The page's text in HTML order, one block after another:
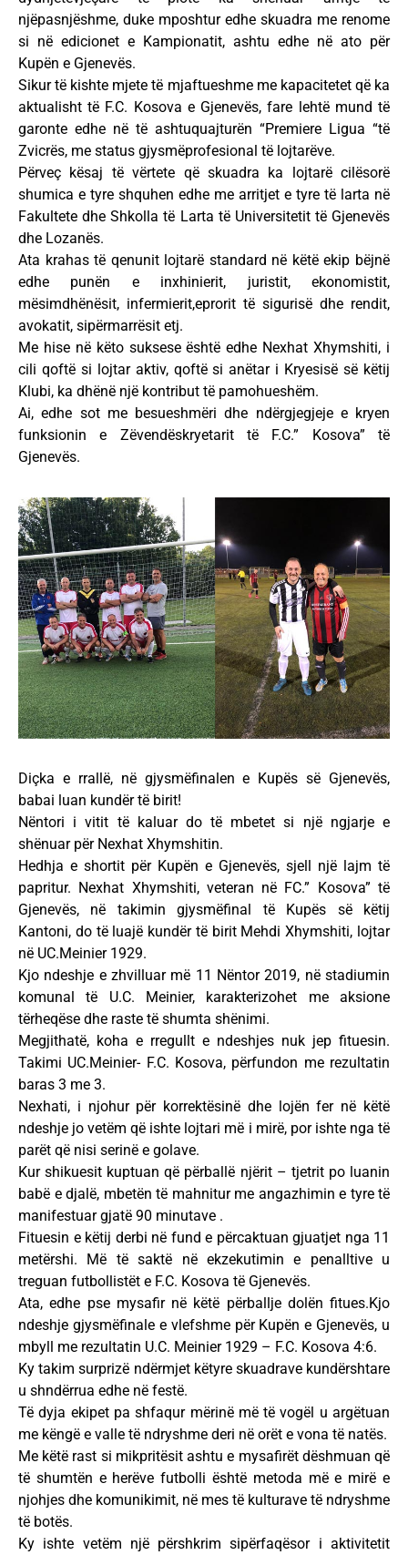
njëpasnjëshme, duke mposhtur edhe skuadra me renome
si në edicionet e Kampionatit, ashtu edhe në ato për
Kupën e Gjenevës.
Sikur të kishte mjete të mjaftueshme me kapacitetet që ka
aktualisht të F.C. Kosova e Gjenevës, fare lehtë mund të
garonte edhe në të ashtuquajturën “Premiere Ligua “të
Zvicrës, me status gjysmëprofesional të lojtarëve.
Përveç kësaj të vërtete që skuadra ka lojtarë cilësorë
shumica e tyre shquhen edhe me arritjet e tyre të larta në
Fakultete dhe Shkolla të Larta të Universitetit të Gjenevës
dhe Lozanës.
Ata krahas të qenunit lojtarë standard në këtë ekip bëjnë
edhe punën e inxhinierit, juristit, ekonomistit,
mësimdhënësit, infermierit,eprorit të sigurisë dhe rendit,
avokatit, sipërmarrësit etj.
Me hise në këto suksese është edhe Nexhat Xhymshiti, i
cili qoftë si lojtar aktiv, qoftë si anëtar i Kryesisë së këtij
Klubi, ka dhënë një kontribut të pamohueshëm.
Ai, edhe sot me besueshmëri dhe ndërgjegjeje e kryen
funksionin e Zëvendëskryetarit të F.C.” Kosova” të
Gjenevës.
Diçka e rrallë, në gjysmëfinalen e Kupës së Gjenevës,
babai luan kundër të birit!
Nëntori i vitit të kaluar do të mbetet si një ngjarje e
shënuar për Nexhat Xhymshitin.
Hedhja e shortit për Kupën e Gjenevës, sjell një lajm të
papritur. Nexhat Xhymshiti, veteran në FC.” Kosova” të
Gjenevës, në takimin gjysmëfinal të Kupës së këtij
Kantoni, do të luajë kundër të birit Mehdi Xhymshiti, lojtar
në UC.Meinier 1929.
Kjo ndeshje e zhvilluar më 11 Nëntor 2019, në stadiumin
komunal të U.C. Meinier, karakterizohet me aksione
tërheqëse dhe raste të shumta shënimi.
Megjithatë, koha e rregullt e ndeshjes nuk jep fituesin.
Takimi UC.Meinier- F.C. Kosova, përfundon me rezultatin
baras 3 me 3.
Nexhati, i njohur për korrektësinë dhe lojën fer në këtë
ndeshje jo vetëm që ishte lojtari më i mirë, por ishte nga të
parët që nisi serinë e golave.
Kur shikuesit kuptuan që përballë njërit – tjetrit po luanin
babë e djalë, mbetën të mahnitur me angazhimin e tyre të
manifestuar gjatë 90 minutave .
Fituesin e këtij derbi në fund e përcaktuan gjuatjet nga 11
metërshi. Më të saktë në ekzekutimin e penalltive u
treguan futbollistët e F.C. Kosova të Gjenevës.
Ata, edhe pse mysafir në këtë përballje dolën fitues.Kjo
ndeshje gjysmëfinale e vlefshme për Kupën e Gjenevës, u
mbyll me rezultatin U.C. Meinier 1929 – F.C. Kosova 4:6.
Ky takim surprizë ndërmjet këtyre skuadrave kundërshtare
u shndërrua edhe në festë.
Të dyja ekipet pa shfaqur mërinë më të vogël u argëtuan
me këngë e valle të ndryshme deri në orët e vona të natës.
Me këtë rast si mikpritësit ashtu e mysafirët dëshmuan që
të shumtën e herëve futbolli është metoda më e mirë e
njohjes dhe komunikimit, në mes të kulturave të ndryshme
të botës.
Ky ishte vetëm një përshkrim sipërfaqësor i aktivitetit